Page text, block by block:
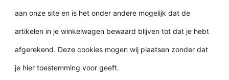
aan onze site en is het onder andere mogelijk dat de
artikelen in je winkelwagen bewaard blijven tot dat je hebt
afgerekend. Deze cookies mogen wij plaatsen zonder dat
je hier toestemming voor geeft.